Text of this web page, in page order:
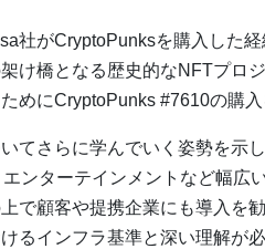
社がCryptoPunksを購入した
け橋となる歴史的なNFTプロ
めにCryptoPunks #7610の購入
てさらに学んでいく姿勢を示
ンターテインメントなど幅広
で顧客や提携企業にも導入を
るインフラ基準と深い理解が